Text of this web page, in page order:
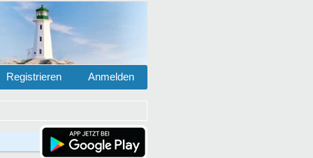
Anmelden
Registrieren